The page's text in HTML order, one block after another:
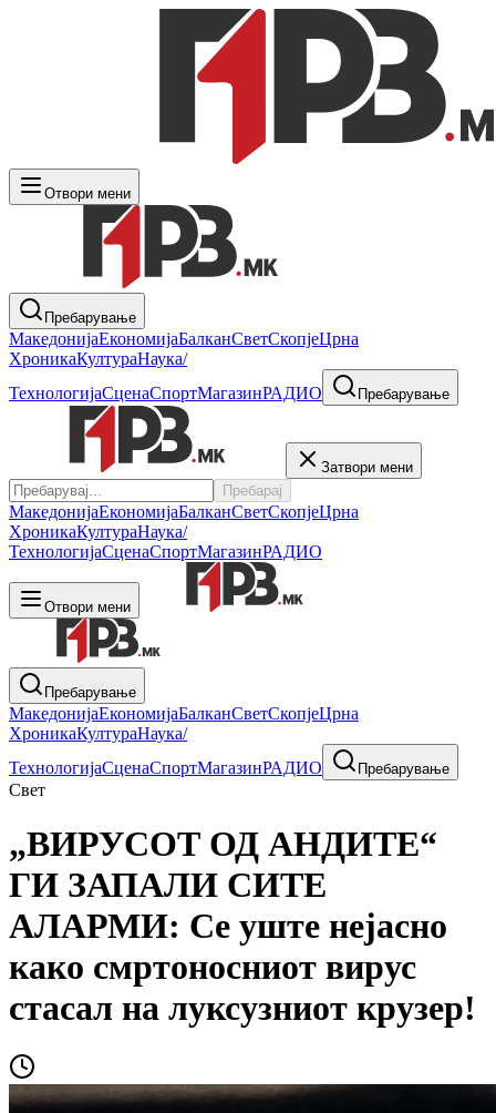
Отвори мени
Пребарување
МакедонијаЕкономијаБалканСветСкопјеЦрна
ХроникаКултураНаука/
ТехнологијаСценаСпортМагазинРАДИО Пребарување
Затвори мени
Пребарај
МакедонијаЕкономијаБалканСветСкопјеЦрна
ХроникаКултураНаука/
ТехнологијаСценаСпортМагазинРАДИО
Отвори мени
Пребарување
МакедонијаЕкономијаБалканСветСкопјеЦрна
ХроникаКултураНаука/
ТехнологијаСценаСпортМагазинРАДИО Пребарување
Свет
„ВИРУСОТ ОД АНДИТЕ“
ГИ ЗАПАЛИ СИТЕ
АЛАРМИ: Се уште нејасно
како смртоносниот вирус
стасал на луксузниот крузер!